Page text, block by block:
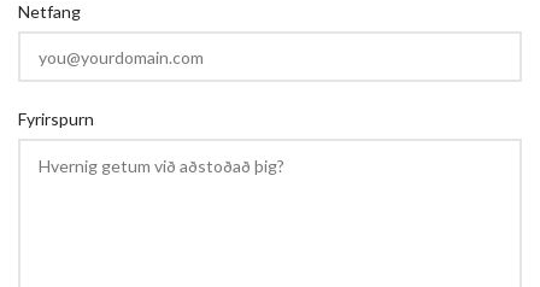
Netfang
Fyrirspurn